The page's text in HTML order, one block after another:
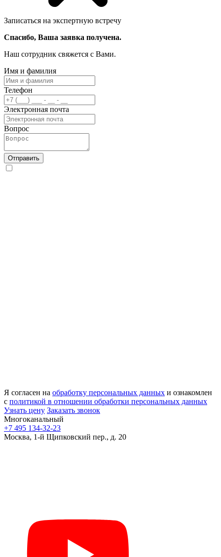
Записаться на экспертную встречу
Спасибо, Ваша заявка получена.
Наш сотрудник свяжется с Вами.
Имя и фамилия
Телефон
Электронная почта
Вопрос
Отправить
Я согласен на обработку персональных данных и ознакомлен
с политикой в отношении обработки персональных данных
Узнать цену Заказать звонок
Многоканальный
+7 495 134-32-23
Москва, 1-й Щипковский пер., д. 20